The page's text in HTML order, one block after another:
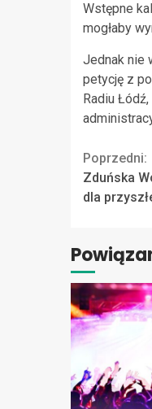
Wstępne
mogłaby
Jednak nie
petycję z
Radiu
Poprzedni:
Zduńska
dla